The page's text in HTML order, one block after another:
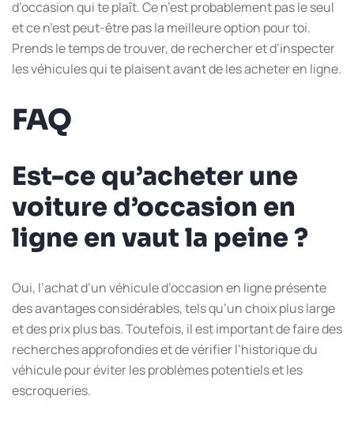
d’occasion qui te plaît. Ce n’est probablement pas le seul
et ce n’est peut-être pas la meilleure option pour toi.
Prends le temps de trouver, de rechercher et d’inspecter
les véhicules qui te plaisent avant de les acheter en ligne.
FAQ
Est-ce qu’acheter une
voiture d’occasion en
ligne en vaut la peine ?
Oui, l’achat d’un véhicule d’occasion en ligne présente
des avantages considérables, tels qu’un choix plus large
et des prix plus bas. Toutefois, il est important de faire des
recherches approfondies et de vérifier l’historique du
véhicule pour éviter les problèmes potentiels et les
escroqueries.